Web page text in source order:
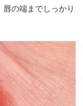
の端までしっかり